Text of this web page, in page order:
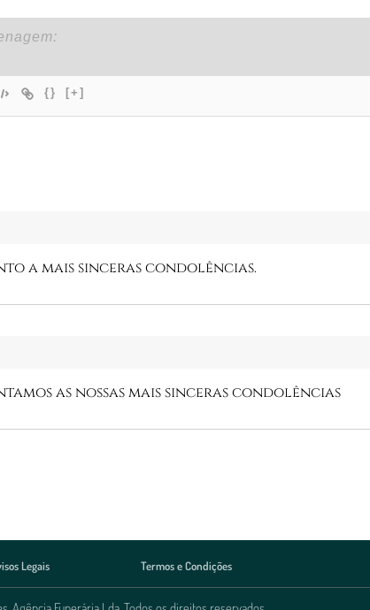
{} [+]
a mais sinceras condolências.
as nossas mais sinceras condolências
Legais Termos e Condições